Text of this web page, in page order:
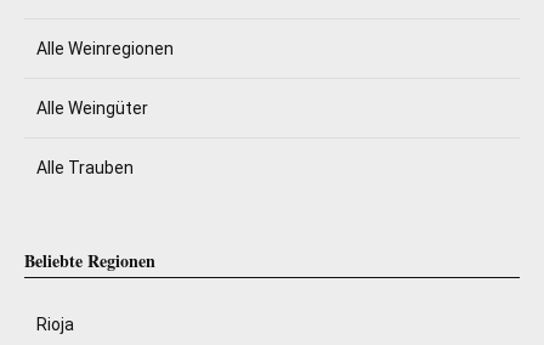
Alle Weinregionen
Alle Weingüter
Alle Trauben
Beliebte Regionen
Rioja